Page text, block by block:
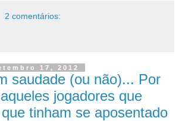
2 comentários:
17, 2012
saudade (ou não)... Por
jogadores que
tinham se aposentado